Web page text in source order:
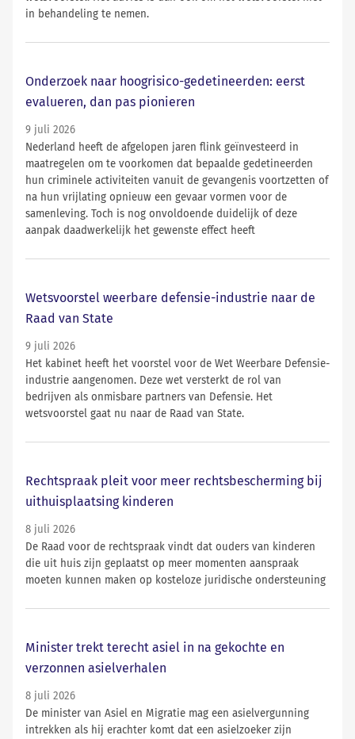
in behandeling te nemen.
Onderzoek naar hoogrisico-gedetineerden: eerst
evalueren, dan pas pionieren
9 juli 2026
Nederland heeft de afgelopen jaren flink geïnvesteerd in
maatregelen om te voorkomen dat bepaalde gedetineerden
hun criminele activiteiten vanuit de gevangenis voortzetten of
na hun vrijlating opnieuw een gevaar vormen voor de
samenleving. Toch is nog onvoldoende duidelijk of deze
aanpak daadwerkelijk het gewenste effect heeft
Wetsvoorstel weerbare defensie-industrie naar de
Raad van State
9 juli 2026
Het kabinet heeft het voorstel voor de Wet Weerbare Defensie-
industrie aangenomen. Deze wet versterkt de rol van
bedrijven als onmisbare partners van Defensie. Het
wetsvoorstel gaat nu naar de Raad van State.
Rechtspraak pleit voor meer rechtsbescherming bij
uithuisplaatsing kinderen
8 juli 2026
De Raad voor de rechtspraak vindt dat ouders van kinderen
die uit huis zijn geplaatst op meer momenten aanspraak
moeten kunnen maken op kosteloze juridische ondersteuning
Minister trekt terecht asiel in na gekochte en
verzonnen asielverhalen
8 juli 2026
De minister van Asiel en Migratie mag een asielvergunning
intrekken als hij erachter komt dat een asielzoeker zijn